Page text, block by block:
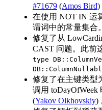
#71679 (Amos Bird)
在使用 NOT IN 运
谓词中的常量集合。
修复了从
CAST 问题。此前
type
修复了在主键类型
调用 toDayOfWeek
(Yakov Olkhovskiy)